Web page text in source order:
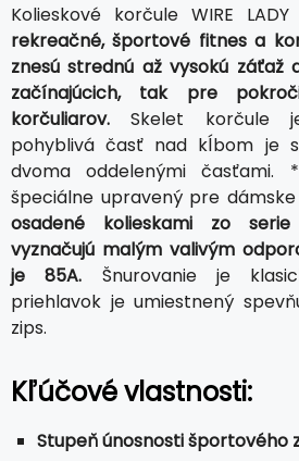
Kolieskové korčule WIRE
rekreačné, športové fitnes a
znesú strednú až vysokú
začínajúcich, tak pre
korčuliarov. Skelet korčule
pohyblivá časť nad kĺbom je
dvoma oddelenými
špeciálne upravený pre dámske
osadené kolieskami zo
vyznačujú malým valivým
je 85A. Šnurovanie je
priehlavok je umiestnený
zips.
Kľúčové vlastnosti:
Stupeň únosnosti športového